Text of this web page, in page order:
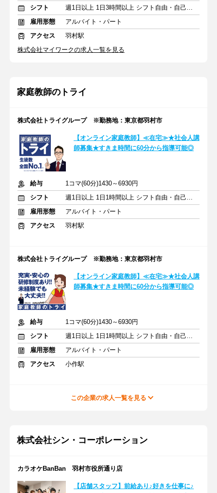
シフト
週1日以上 1日3時間以上 シフト自由・自己申告
雇用形態
アルバイト・パート
アクセス
羽村駅
株式会社マイワークの求人一覧を見る
家庭教師のトライ
株式会社トライグループ ※勤務地：東京都羽村市
【オンライン家庭教師】≪在宅≫★社会人講
師募集★すきま時間に60分から指導可能◎
給与
1コマ(60分)1430～6930円
シフト
週1日以上 1日1時間以上 シフト自由・自己申告
雇用形態
アルバイト・パート
アクセス
羽村駅
株式会社トライグループ ※勤務地：東京都羽村市
【オンライン家庭教師】≪在宅≫★社会人講
師募集★すきま時間に60分から指導可能◎
給与
1コマ(60分)1430～6930円
シフト
週1日以上 1日1時間以上 シフト自由・自己申告
雇用形態
アルバイト・パート
アクセス
小作駅
この企業の求人一覧を見る
株式会社シン・コーポレーション
カラオケBanBan 羽村市役所通り店
【店舗スタッフ】前給あり♪好きを仕事に♪